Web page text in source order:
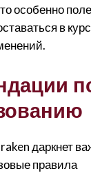
особенно
в
даркнет
правила